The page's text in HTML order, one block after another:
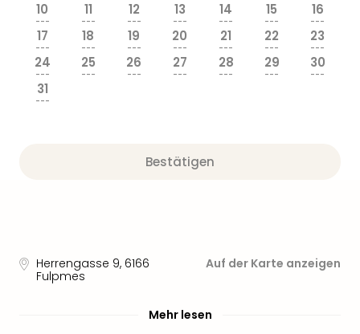
10
---
11
---
12
---
13
---
14
---
15
---
16
---
17
---
18
---
19
---
20
---
21
---
22
---
23
---
24
---
25
---
26
---
27
---
28
---
29
---
30
---
31
---
Bestätigen
Herrengasse 9, 6166
Fulpmes
Auf der Karte anzeigen
Mehr lesen